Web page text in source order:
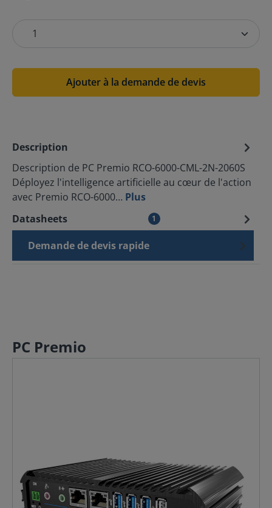
Ajouter à la demande de devis
Description
Description de PC Premio RCO-6000-CML-2N-2060S
Déployez l'intelligence artificielle au cœur de l'action
avec Premio RCO-6000… Plus
Datasheets
1
Demande de devis rapide
PC Premio